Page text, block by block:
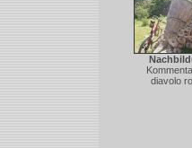
diavolo